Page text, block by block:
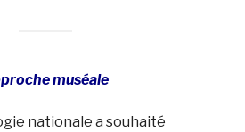
muséale
nationale a souhaité